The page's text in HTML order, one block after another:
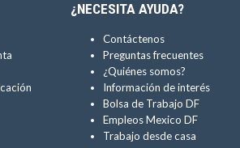
¿NECESITA AYUDA?
Contáctenos
Preguntas frecuentes
¿Quiénes somos?
Información de interés
Bolsa de Trabajo DF
Empleos Mexico DF
Trabajo desde casa